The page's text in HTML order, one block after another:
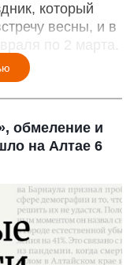
который
весны, и в
по 2 марта.
обмеление и
на Алтае 6